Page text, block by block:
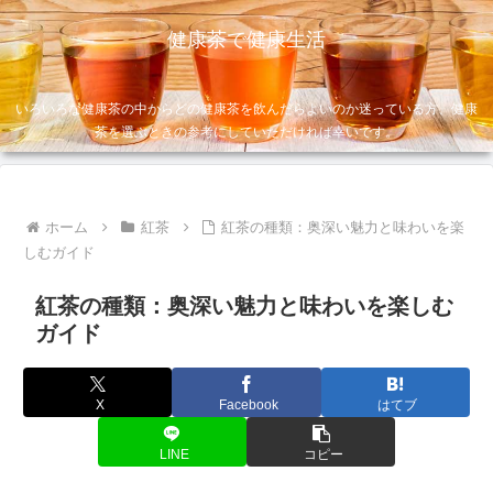
健康茶で健康生活
いろいろな健康茶の中からどの健康茶を飲んだらよいのか迷っている方、健康
茶を選ぶときの参考にしていただければ幸いです。
ホーム 紅茶
紅茶の種類：奥深い魅力と味わいを楽
しむガイド
紅茶の種類：奥深い魅力と味わいを楽しむ
ガイド
X Facebook はてブ
LINE コピー